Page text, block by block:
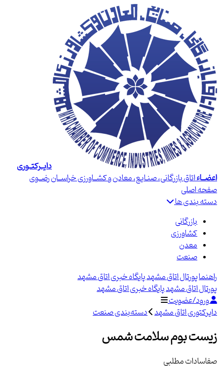
دایــرکتــوری
اعضــاءاتاق بازرگانی، صنـایع، معادن و کشــاورزی خراســان رضــوی
صفحه اصلی
دسته بندی ها
بازرگانی
کشاورزی
معدن
صنعت
راهنماپورتال اتاق مشهدپایگاه خبری اتاق مشهد
پورتال اتاق مشهدپایگاه خبری اتاق مشهد
ورود/عضویت
دایرکتوری اتاق مشهد دسته‌بندی صنعت
زیست بوم سلامت شمس
صفاسادات مطلبی